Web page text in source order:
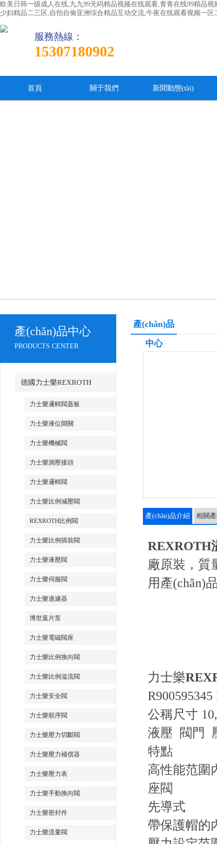
欧美日韩一级成人在线,九九99无码精品视频在线观看,青青在线99精品
少妇精品二三区,自拍自偷亚洲综合精品互动交流,午夜在线观看视频一区
服務熱線：
15307180902
首頁 關于我們 新聞動態(tài)
產(chǎn)品中心
PRODUCTS CENTER
德國力士樂REXROTH
力士樂邏輯閥蓋板
力士樂液位開關
力士樂機械閥
力士樂測壓接頭
力士樂邏輯閥
力士樂比例減壓閥
REXROTH比例閥
力士樂比例插裝閥
力士樂液壓閥
力士樂伺服閥
力士樂過濾器
博世葉片泵
力士樂電磁閥座
力士樂比例換向閥
力士樂比例溢流閥
力士樂安全閥
力士樂順序閥
力士樂壓力切斷閥
力士樂壓力補償器
力士樂壓力表
力士樂手動換向閥
力士樂密封件
力士樂流量閥
產(chǎn)品
中心
產(chǎn)品介紹 相關
REXROTH
廠原裝，質
用產(chǎn)
力士樂
公稱尺寸
液壓 閥門
特點
高性能范圍
座閥
先導式
帶保護帽的